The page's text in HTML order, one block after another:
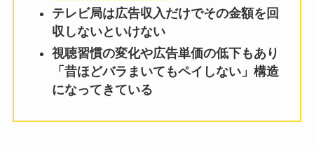
テレビ局は広告収入だけでその金額を回
収しないといけない
視聴習慣の変化や広告単価の低下もあり
「昔ほどバラまいてもペイしない」構造
になってきている